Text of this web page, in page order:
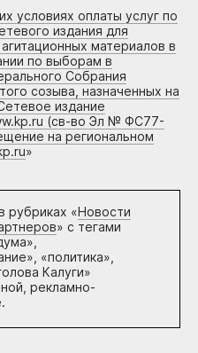
условиях оплаты услуг по
издания для
материалов в
по выборам в
Собрания
созыва, назначенных на
издание
(св-во Эл № ФС77-
на региональном
»
рубриках «Новости
» с тегами
«политика»,
Калуги»
рекламно-